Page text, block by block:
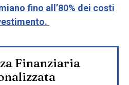
fino all’80% dei costi
Finanziaria